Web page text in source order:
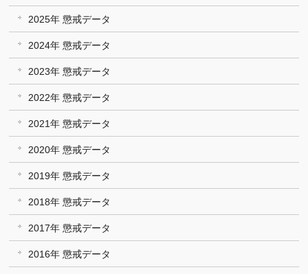
2025年 懲戒データ
2024年 懲戒データ
2023年 懲戒データ
2022年 懲戒データ
2021年 懲戒データ
2020年 懲戒データ
2019年 懲戒データ
2018年 懲戒データ
2017年 懲戒データ
2016年 懲戒データ